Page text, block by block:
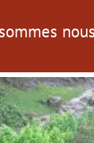
nous